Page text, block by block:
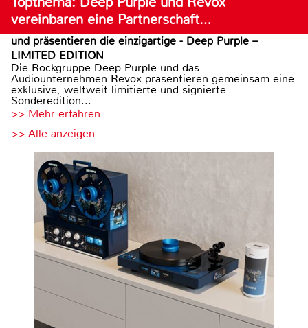
vereinbaren eine Partnerschaft…
und präsentieren die einzigartige - Deep Purple –
LIMITED EDITION
Die Rockgruppe Deep Purple und das
Audiounternehmen Revox präsentieren gemeinsam eine
exklusive, weltweit limitierte und signierte
Sonderedition...
>> Mehr erfahren
>> Alle anzeigen